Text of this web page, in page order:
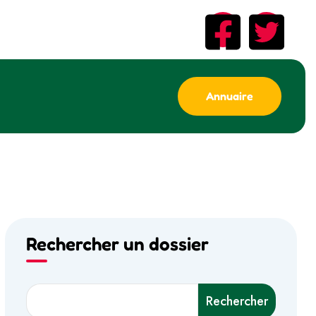
Annuaire
Rechercher un dossier
Rechercher